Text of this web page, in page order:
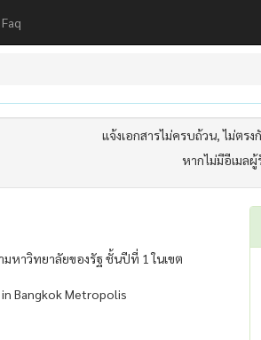
Faq
แจ้งเอกสารไม่ครบถ้วน, ไม่ต
หากไม่มีอีเมล
หาวิทยาลัยของรัฐ ชั้นปีที่ 1 ในเขต
Bangkok Metropolis